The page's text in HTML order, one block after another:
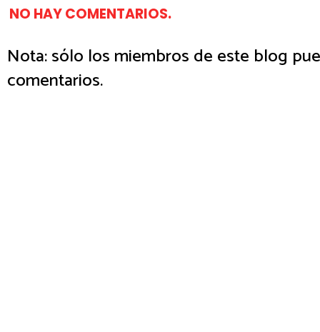
NO HAY COMENTARIOS.
Nota: sólo los miembros de este blog
comentarios.